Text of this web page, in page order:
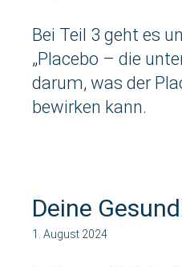
Bei Teil 3 geht es
„Placebo – die
darum, was der
bewirken kann.
Deine
1. August 2024